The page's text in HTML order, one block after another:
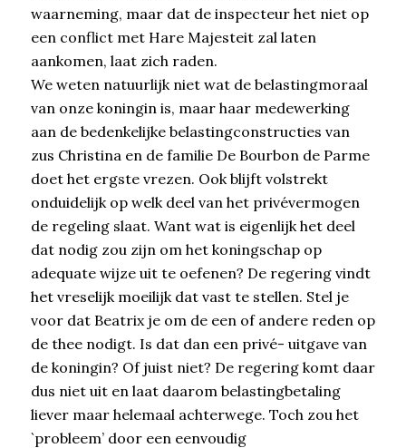
waarneming, maar dat de inspecteur het niet op
een conflict met Hare Majesteit zal laten
aankomen, laat zich raden.
We weten natuurlijk niet wat de belastingmoraal
van onze koningin is, maar haar medewerking
aan de bedenkelijke belastingconstructies van
zus Christina en de familie De Bourbon de Parme
doet het ergste vrezen. Ook blijft volstrekt
onduidelijk op welk deel van het privévermogen
de regeling slaat. Want wat is eigenlijk het deel
dat nodig zou zijn om het koningschap op
adequate wijze uit te oefenen? De regering vindt
het vreselijk moeilijk dat vast te stellen. Stel je
voor dat Beatrix je om de een of andere reden op
de thee nodigt. Is dat dan een privé- uitgave van
de koningin? Of juist niet? De regering komt daar
dus niet uit en laat daarom belastingbetaling
liever maar helemaal achterwege. Toch zou het
`probleem’ door een eenvoudig